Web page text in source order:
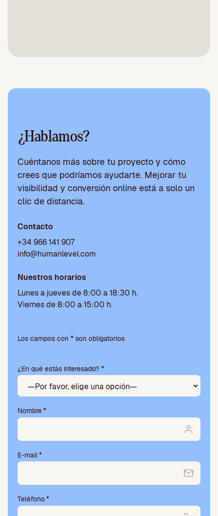
¿Hablamos?
Cuéntanos más sobre tu proyecto y cómo
crees que podríamos ayudarte. Mejorar tu
visibilidad y conversión online está a solo un
clic de distancia.
Contacto
+34 966 141 907
info@humanlevel.com
Nuestros horarios
Lunes a jueves de 8:00 a 18:30 h.
Viernes de 8:00 a 15:00 h.
o
a
v
,
d
j
a
e
t
c
Los campos con * son obligatorios
¿En qué estás interesado? *
Nombre*
E-mail*
Teléfono*